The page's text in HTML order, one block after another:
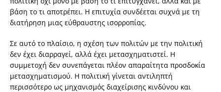
βάση το τι αποτρέπει. Η επιτυχία συνδέεται συχνά με τη
διατήρηση μιας εύθραυστης ισορροπίας.
Σε αυτό το πλαίσιο, η σχέση των πολιτών με την πολιτική
δεν έχει διαρραγεί, αλλά έχει μετασχηματιστεί. Η
συμμετοχή δεν συνεπάγεται πλέον απαραίτητα προσδοκία
μετασχηματισμού. Η πολιτική γίνεται αντιληπτή
περισσότερο ως μηχανισμός διαχείρισης κινδύνου και